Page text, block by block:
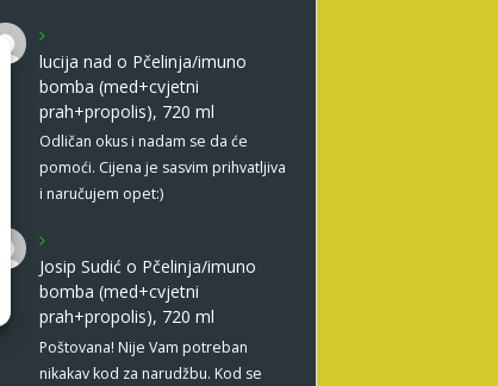
lucija nad o Pčelinja/imuno
bomba (med+cvjetni
prah+propolis), 720 ml
Odličan okus i nadam se da će
pomoći. Cijena je sasvim prihvatljiva
i naručujem opet:)
Josip Sudić o Pčelinja/imuno
bomba (med+cvjetni
prah+propolis), 720 ml
Poštovana! Nije Vam potreban
nikakav kod za narudžbu. Kod se